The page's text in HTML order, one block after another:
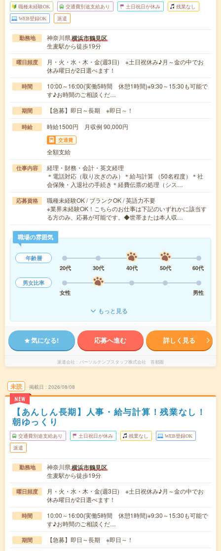
職種未経験OK 交通費別途支給あり 土日祝日が休み 残業なし
WEB登録OK 派遣
勤務地 神奈川県横浜市鶴見区
生麦駅から徒歩19分
曜日頻度
月・火・水・木・金(週3日) ※土日祝休み♪月～金の中でお
休み曜日が2日選べます！
時間
10:00～16:00(実働5時間 休憩1時間)※9:30～15:30も可能で
す♪お時間のご相談くだ…
期間 【急募】即日～長期 ※即日～！
時給 時給1500円 月収例 90,000円
交通費
全額支給
仕事内容
経理・財務・会計・英文経理
＊電話対応（取り次ぎのみ）＊給与計算 （50名程度）＊社
会保険・入退社の手続き＊経費伝票の処理（シス…
応募資格
職種未経験OK / ブランクOK / 英語力不要
※業界未経験OK！こちらのお仕事は下記のいずれかに該当す
る方のみ、応募が可能です。◆世帯または本人収…
職場の雰囲気
年齢層
20代
30代 40代 50代
60代
男女比率
女性
男性
もっと見る
気になる! 応募へ進む 詳しく見る
派遣会社 パーソルテンプスタッフ株式会社 首都圏
未読
NEW
掲載日 2026/08/08
【あんしん長期】人事・給与計算！残業なし！
朝ゆっくり
交通費別途支給あり 土日祝日が休み 残業なし WEB登録OK
派遣
勤務地 神奈川県横浜市鶴見区
生麦駅から徒歩19分
曜日頻度
月・火・水・木・金(週3日) ※土日祝休み♪月～金の中でお
休み曜日が2日選べます！
時間
10:00～16:00(実働5時間 休憩1時間)※9:30～15:30も可能で
す♪お時間のご相談くだ…
期間 【急募】即日～長期 ※即日～！